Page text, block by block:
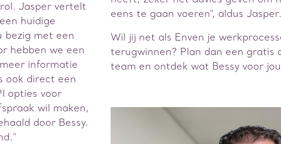
Jasper vertelt
huidige
bezig met een
hebben we een
informatie
ook direct een
opties voor
wil maken,
door Bessy.
eens te gaan voeren", aldus Jasper.
Wil jij net als Enven je
terugwinnen? Plan dan een gratis
team en ontdek wat Bessy voor